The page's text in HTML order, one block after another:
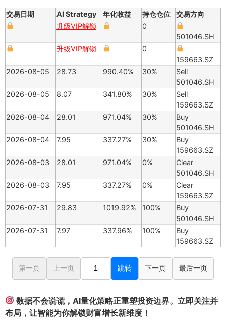
交易日期 AI Strategy 年化收益 持仓仓位
交易方向
升级VIP解锁
0
501046.SH
升级VIP解锁
0
159663.SZ
2026-08-05
28.73 990.40% 30%
Sell
501046.SH
2026-08-05
8.07 341.80% 30%
Sell
159663.SZ
2026-08-04
28.01 971.04% 30%
Buy
501046.SH
2026-08-04
7.95 337.27% 30%
Buy
159663.SZ
2026-08-03
28.01 971.04% 0%
Clear
501046.SH
2026-08-03
7.95 337.27% 0%
Clear
159663.SZ
2026-07-31
29.83 1019.92% 100%
Buy
501046.SH
2026-07-31
7.97 337.96% 100%
Buy
159663.SZ
第一页 上一页 跳转 下一页 最后一页
数据不会说谎，AI量化策略正重塑投资边界。立即关注并
布局，让智能为你解锁财富增长新维度！